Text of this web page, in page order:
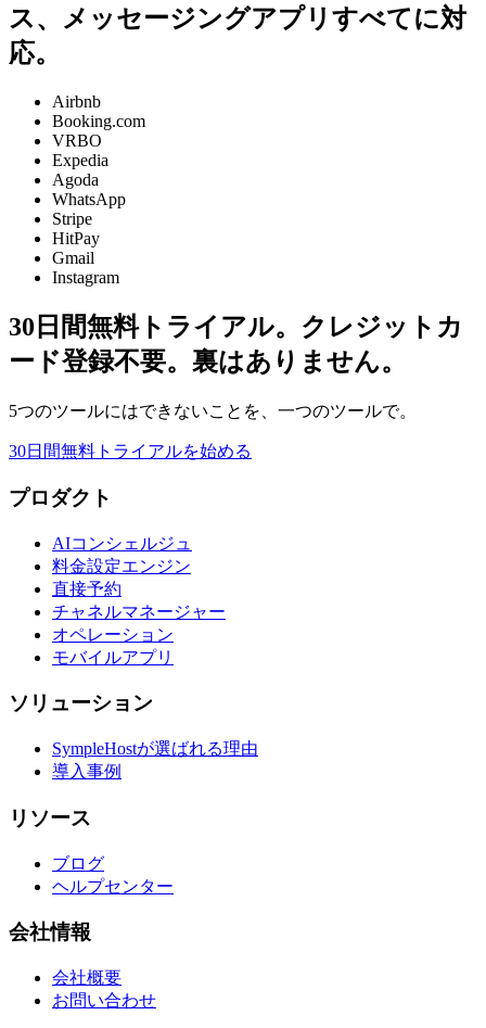
ス、メッセージングアプリすべてに対
応。
Airbnb
Booking.com
VRBO
Expedia
Agoda
WhatsApp
Stripe
HitPay
Gmail
Instagram
30日間無料トライアル。クレジットカ
ード登録不要。裏はありません。
5つのツールにはできないことを、一つのツールで。
30日間無料トライアルを始める
プロダクト
AIコンシェルジュ
料金設定エンジン
直接予約
チャネルマネージャー
オペレーション
モバイルアプリ
ソリューション
SympleHostが選ばれる理由
導入事例
リソース
ブログ
ヘルプセンター
会社情報
会社概要
お問い合わせ